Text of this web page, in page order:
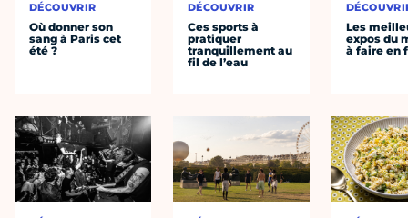
DÉCOUVRIR
Où donner son
sang à Paris cet
été ?
DÉCOUVRIR
Ces sports à
pratiquer
tranquillement au
fil de l’eau
Les
expos du
à faire en